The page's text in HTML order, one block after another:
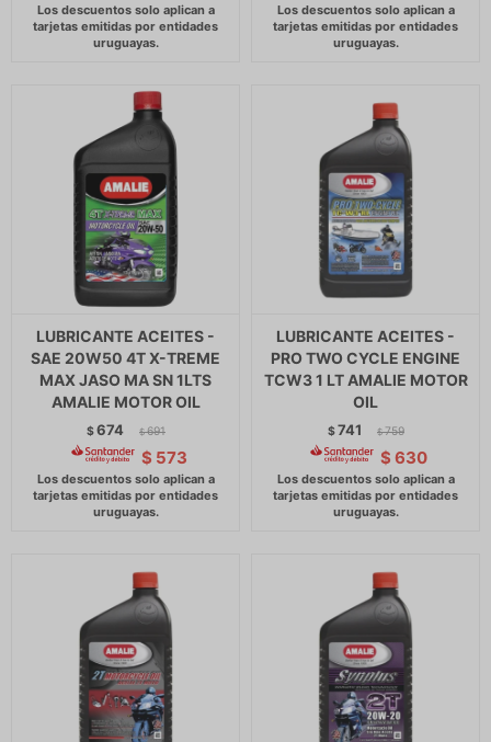
LUBRICANTE ACEITES -
SAE 20W50 4T X-TREME
MAX JASO MA SN 1LTS
AMALIE MOTOR OIL
$674 $ 691
$ 573
LUBRICANTE ACEITES -
PRO TWO CYCLE ENGINE
TCW3 1 LT AMALIE MOTOR
OIL
$741 $ 759
$ 630